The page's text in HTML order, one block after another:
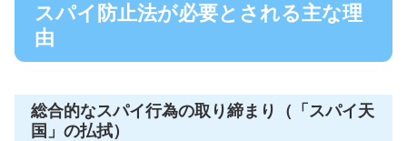
スパイ防止法が必要とされる主な理
由
総合的なスパイ行為の取り締まり（「スパイ天
国」の払拭）